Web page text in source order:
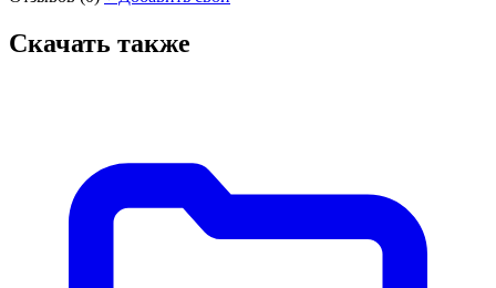
Скачать также